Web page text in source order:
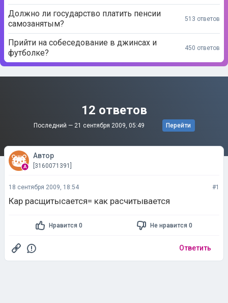
Должно ли государство платить пенсии
самозанятым?
513 ответов
Прийти на собеседование в джинсах и
футболке?
450 ответов
12 ответов
Последний — 21 сентября 2009, 05:49 Перейти
Автор
[3160071391]
18 сентября 2009, 18:54 #1
Кар расщитысается= как расчитывается
Нравится 0 Не нравится 0
Ответить